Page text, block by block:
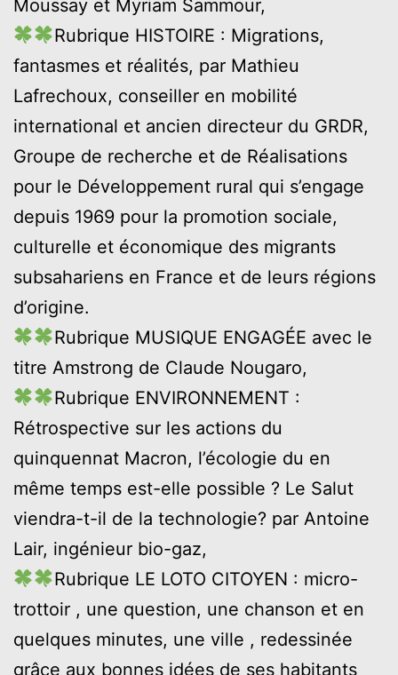
Moussay et Myriam Sammour,
Rubrique HISTOIRE : Migrations,
fantasmes et réalités, par Mathieu
Lafrechoux, conseiller en mobilité
international et ancien directeur du GRDR,
Groupe de recherche et de Réalisations
pour le Développement rural qui s’engage
depuis 1969 pour la promotion sociale,
culturelle et économique des migrants
subsahariens en France et de leurs régions
d’origine.
Rubrique MUSIQUE ENGAGÉE avec le
titre Amstrong de Claude Nougaro,
Rubrique ENVIRONNEMENT :
Rétrospective sur les actions du
quinquennat Macron, l’écologie du en
même temps est-elle possible ? Le Salut
viendra-t-il de la technologie? par Antoine
Lair, ingénieur bio-gaz,
Rubrique LE LOTO CITOYEN : micro-
trottoir , une question, une chanson et en
quelques minutes, une ville , redessinée
grâce aux bonnes idées de ses habitants